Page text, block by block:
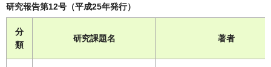
研究報告第12号（平成25年発行）
分
類
研究課題名 著者